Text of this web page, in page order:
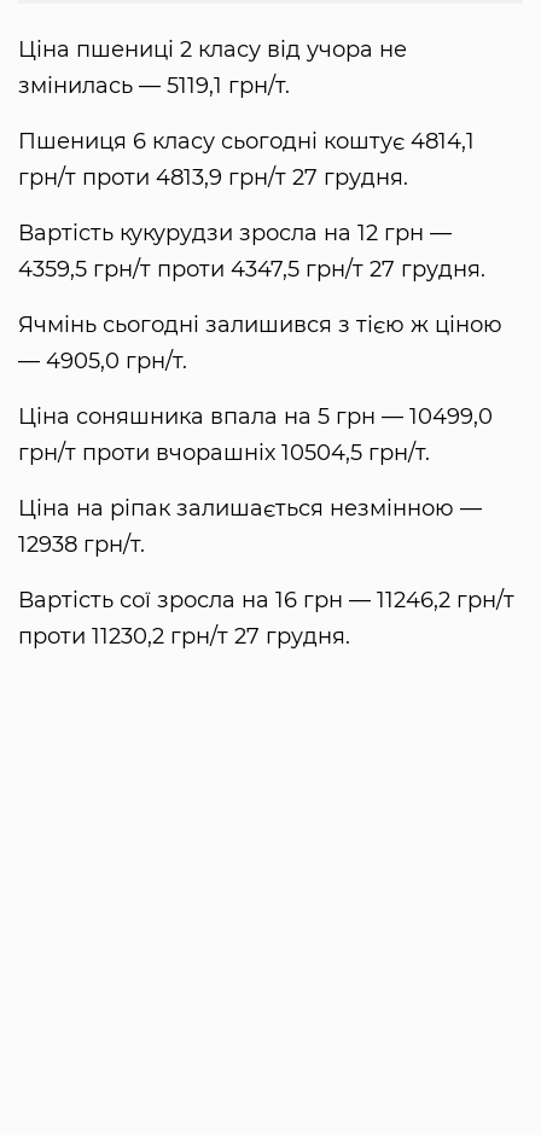
Ціна пшениці 2 класу від учора не
змінилась — 5119,1 грн/т.
Пшениця 6 класу сьогодні коштує 4814,1
грн/т проти 4813,9 грн/т 27 грудня.
Вартість кукурудзи зросла на 12 грн —
4359,5 грн/т проти 4347,5 грн/т 27 грудня.
Ячмінь сьогодні залишився з тією ж ціною
— 4905,0 грн/т.
Ціна соняшника впала на 5 грн — 10499,0
грн/т проти вчорашніх 10504,5 грн/т.
Ціна на ріпак залишається незмінною —
12938 грн/т.
Вартість сої зросла на 16 грн — 11246,2 грн/т
проти 11230,2 грн/т 27 грудня.